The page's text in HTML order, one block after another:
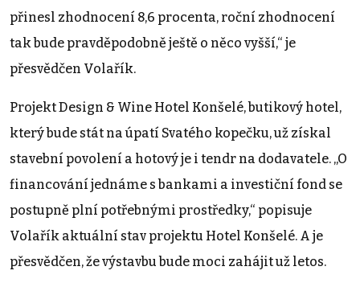
přinesl zhodnocení 8,6 procenta, roční zhodnocení
tak bude pravděpodobně ještě o něco vyšší,“ je
přesvědčen Volařík.
Projekt Design & Wine Hotel Konšelé, butikový hotel,
který bude stát na úpatí Svatého kopečku, už získal
stavební povolení a hotový je i tendr na dodavatele. „O
financování jednáme s bankami a investiční fond se
postupně plní potřebnými prostředky,“ popisuje
Volařík aktuální stav projektu Hotel Konšelé. A je
přesvědčen, že výstavbu bude moci zahájit už letos.